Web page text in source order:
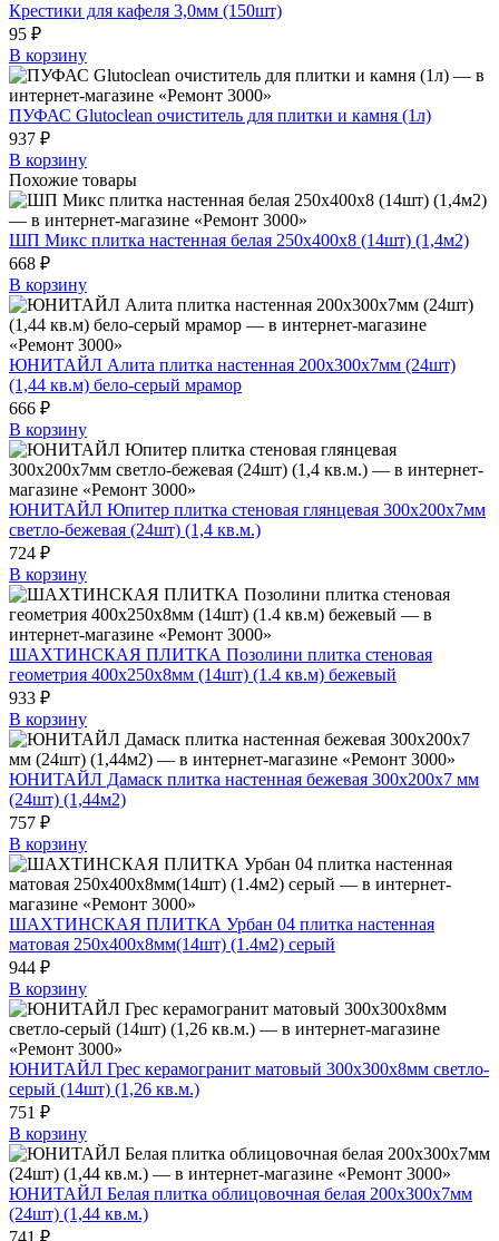
Крестики для кафеля 3,0мм (150шт)
95 ₽
В корзину
ПУФАС Glutoclean очиститель для плитки и камня (1л)
937 ₽
В корзину
Похожие товары
ШП Микс плитка настенная белая 250х400х8 (14шт) (1,4м2)
668 ₽
В корзину
ЮНИТАЙЛ Алита плитка настенная 200х300х7мм (24шт)
(1,44 кв.м) бело-серый мрамор
666 ₽
В корзину
ЮНИТАЙЛ Юпитер плитка стеновая глянцевая 300х200х7мм
светло-бежевая (24шт) (1,4 кв.м.)
724 ₽
В корзину
ШАХТИНСКАЯ ПЛИТКА Позолини плитка стеновая
геометрия 400х250х8мм (14шт) (1.4 кв.м) бежевый
933 ₽
В корзину
ЮНИТАЙЛ Дамаск плитка настенная бежевая 300х200х7 мм
(24шт) (1,44м2)
757 ₽
В корзину
ШАХТИНСКАЯ ПЛИТКА Урбан 04 плитка настенная
матовая 250x400x8мм(14шт) (1.4м2) серый
944 ₽
В корзину
ЮНИТАЙЛ Грес керамогранит матовый 300х300х8мм светло-
серый (14шт) (1,26 кв.м.)
751 ₽
В корзину
ЮНИТАЙЛ Белая плитка облицовочная белая 200х300х7мм
(24шт) (1,44 кв.м.)
741 ₽